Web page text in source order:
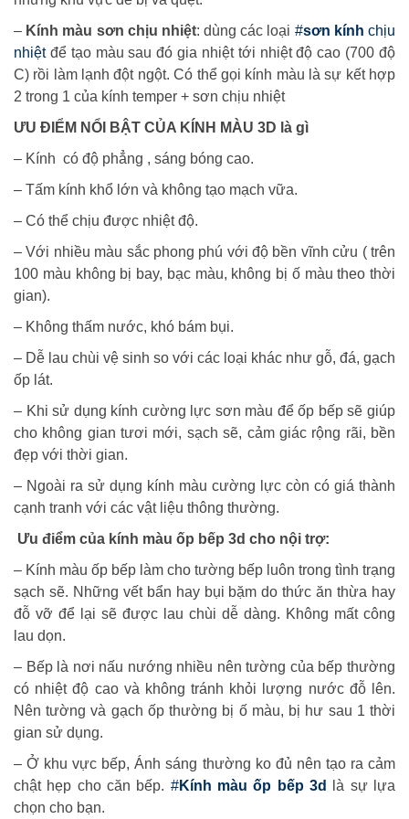
– Kính màu sơn chịu nhiệt: dùng các loại #sơn kính chịu
nhiệt để tạo màu sau đó gia nhiệt tới nhiệt độ cao (700 độ
C) rồi làm lạnh đột ngột. Có thể gọi kính màu là sự kết hợp
2 trong 1 của kính temper + sơn chịu nhiệt
ƯU ĐIỂM NỔI BẬT CỦA KÍNH MÀU 3D là gì
– Kính có độ phẳng , sáng bóng cao.
– Tấm kính khổ lớn và không tạo mạch vữa.
– Có thể chịu được nhiệt độ.
– Với nhiều màu sắc phong phú với độ bền vĩnh cửu ( trên
100 màu không bị bay, bạc màu, không bị ố màu theo thời
gian).
– Không thấm nước, khó bám bụi.
– Dễ lau chùi vệ sinh so với các loại khác như gỗ, đá, gạch
ốp lát.
– Khi sử dụng kính cường lực sơn màu để ốp bếp sẽ giúp
cho không gian tươi mới, sạch sẽ, cảm giác rộng rãi, bền
đẹp với thời gian.
– Ngoài ra sử dụng kính màu cường lực còn có giá thành
cạnh tranh với các vật liệu thông thường.
Ưu điểm của kính màu ốp bếp 3d cho nội trợ:
– Kính màu ốp bếp làm cho tường bếp luôn trong tình trạng
sạch sẽ. Những vết bẩn hay bụi bặm do thức ăn thừa hay
đỗ vỡ để lại sẽ được lau chùi dễ dàng. Không mất công
lau dọn.
– Bếp là nơi nấu nướng nhiều nên tường của bếp thường
có nhiệt độ cao và không tránh khỏi lượng nước đỗ lên.
Nên tường và gạch ốp thường bị ố màu, bị hư sau 1 thời
gian sử dụng.
– Ở khu vực bếp, Ánh sáng thường ko đủ nên tạo ra cảm
chật hẹp cho căn bếp. #Kính màu ốp bếp 3d
là sự lựa
chọn cho bạn.